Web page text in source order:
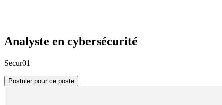
Analyste en cybersécurité
Secur01
Postuler pour ce poste